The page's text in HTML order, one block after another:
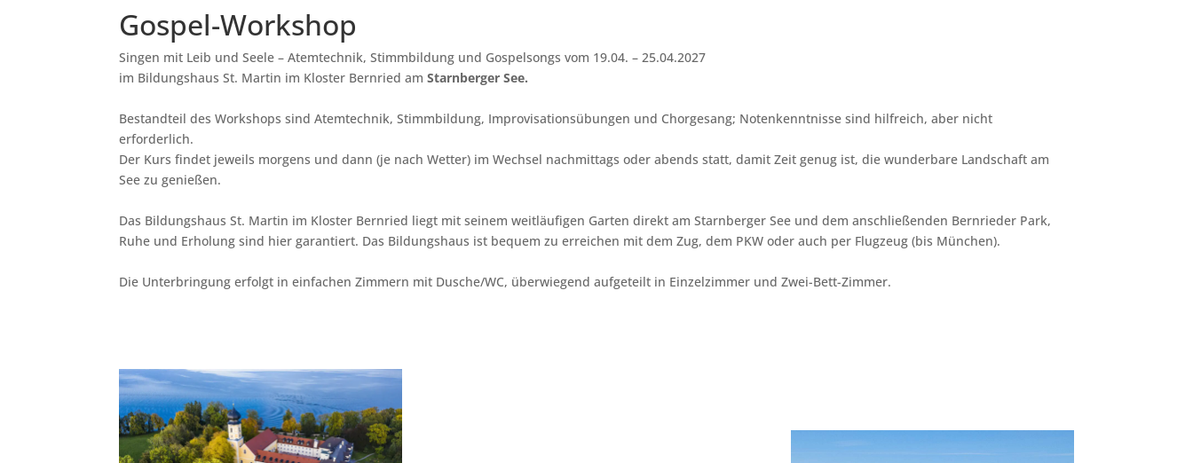
Gospel-Workshop
Singen mit Leib und Seele – Atemtechnik, Stimmbildung und Gospelsongs vom 19.04. – 25.04.2027
im Bildungshaus St. Martin im Kloster Bernried amStarnberger See.
Bestandteil des Workshops sind Atemtechnik, Stimmbildung, Improvisationsübungen und Chorgesang; Notenkenntnisse sind hilfreich, aber nicht
erforderlich.
Der Kurs findet jeweils morgens und dann (je nach Wetter) im Wechsel nachmittags oder abends statt, damit Zeit genug ist, die wunderbare Landschaft am
See zu genießen.
Das Bildungshaus St. Martin im Kloster Bernried liegt mit seinem weitläufigen Garten direkt am Starnberger See und dem anschließenden Bernrieder Park,
Ruhe und Erholung sind hier garantiert. Das Bildungshaus ist bequem zu erreichen mit dem Zug, dem PKW oder auch per Flugzeug (bis München).
Die Unterbringung erfolgt in einfachen Zimmern mit Dusche/WC, überwiegend aufgeteilt in Einzelzimmer und Zwei-Bett-Zimmer.